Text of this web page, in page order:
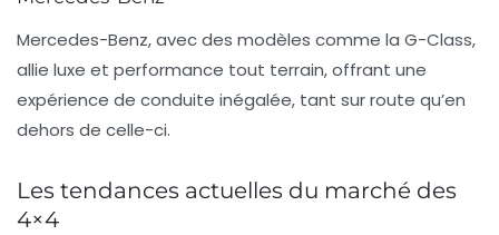
Mercedes-Benz, avec des modèles comme la G-Class,
allie luxe et performance tout terrain, offrant une
expérience de conduite inégalée, tant sur route qu’en
dehors de celle-ci.
Les tendances actuelles du marché des
4×4